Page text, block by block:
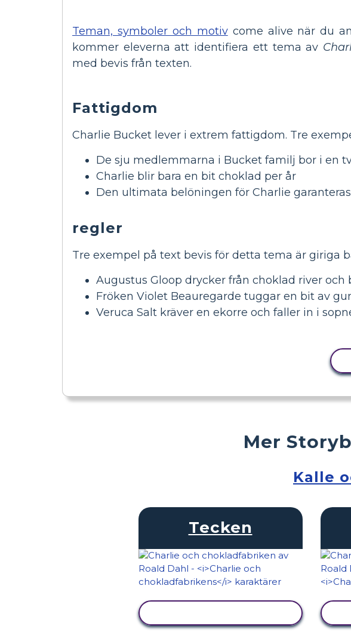
Teman, symboler och motivcome alive när du
kommer eleverna att identifiera ett tema av
med bevis från texten.
Fattigdom
Charlie Bucket lever i extrem fattigdom. Tre
De sju medlemmarna i Bucket familj bor i en
Charlie blir bara en bit choklad per år
Den ultimata belöningen för Charlie
regler
Tre exempel på text bevis för detta tema är giriga
Augustus Gloop drycker från choklad river
Fröken Violet Beauregarde tuggar en bit av
Veruca Salt kräver en ekorre och faller in i
Mer
Kalle
Tecken